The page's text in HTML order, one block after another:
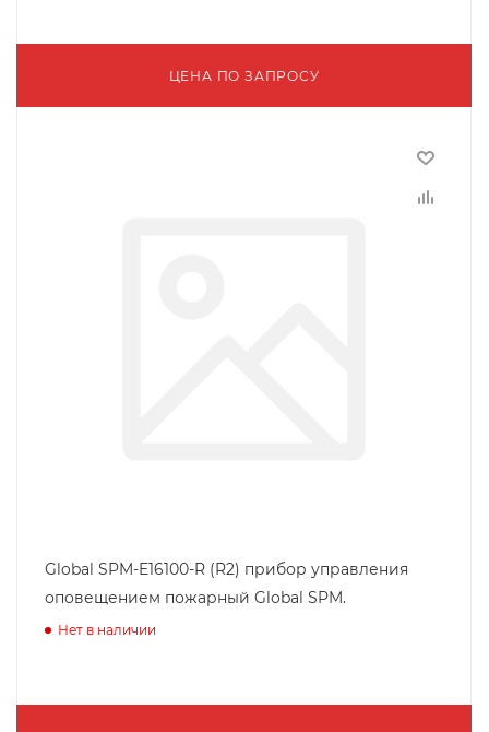
ЦЕНА ПО ЗАПРОСУ
Global SPM-E16100-R (R2) прибор управления
оповещением пожарный Global SPM.
Нет в наличии